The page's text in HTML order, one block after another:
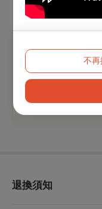
不
溫馨提醒
【本節目適用文化
青年席位五折自由
點以上文化幣支付
※持青年席位票券
場
退換須知